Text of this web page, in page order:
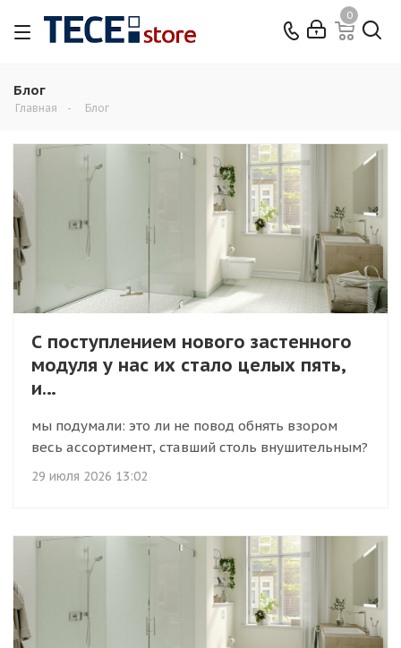
0
Блог
Главная - Блог
С поступлением нового застенного
модуля у нас их стало целых пять,
и…
мы подумали: это ли не повод обнять взором
весь ассортимент, ставший столь внушительным?
29 июля 2026 13:02